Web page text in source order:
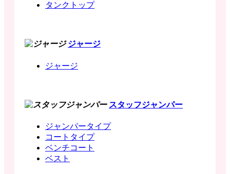
タンクトップ
ジャージ
ジャージ
スタッフジャンパー
ジャンパータイプ
コートタイプ
ベンチコート
ベスト